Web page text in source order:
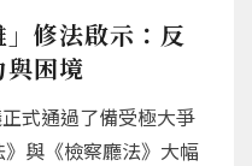
修法啟示：反
困境
式通過了備受極大爭
與《檢察廳法》大幅